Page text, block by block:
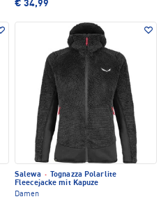
€ 34,99
Salewa ·
Tognazza Polarlite
Fleecejacke mit Kapuze
Damen